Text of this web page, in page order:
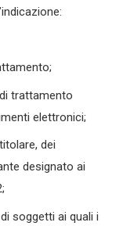
trattamento
elettronici;
dei
designato ai
soggetti ai quali i